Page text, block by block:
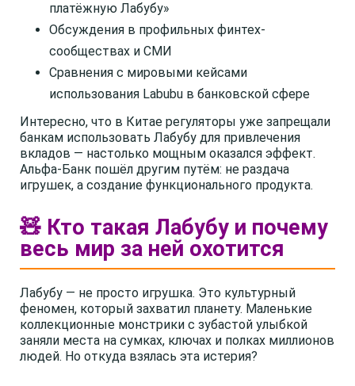
платёжную Лабубу»
Обсуждения в профильных финтех-
сообществах и СМИ
Сравнения с мировыми кейсами
использования Labubu в банковской сфере
Интересно, что в Китае регуляторы уже запрещали
банкам использовать Лабубу для привлечения
вкладов — настолько мощным оказался эффект.
Альфа-Банк пошёл другим путём: не раздача
игрушек, а создание функционального продукта.
🧸 Кто такая Лабубу и почему
весь мир за ней охотится
Лабубу — не просто игрушка. Это культурный
феномен, который захватил планету. Маленькие
коллекционные монстрики с зубастой улыбкой
заняли места на сумках, ключах и полках миллионов
людей. Но откуда взялась эта истерия?